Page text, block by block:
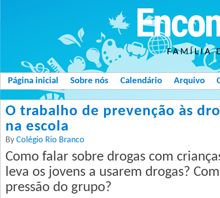
FAMÍLIA
Página inicial Sobre nós Calendário Arquivo
O trabalho de prevenção às
na escola
By Colégio Rio Branco
Como falar sobre drogas com
leva os jovens a usarem drogas?
pressão do grupo?